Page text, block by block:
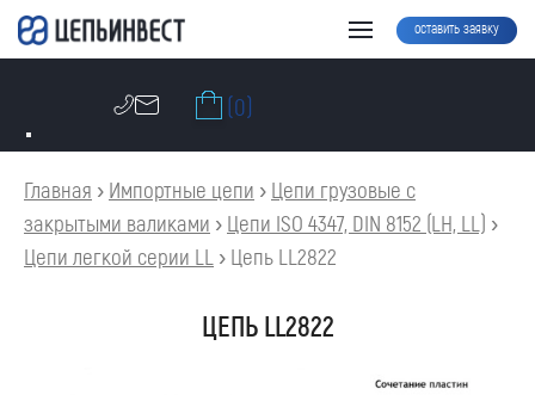
оставить заявку
(0)
Главная › Импортные цепи › Цепи грузовые с
закрытыми валиками › Цепи ISO 4347, DIN 8152 (LH, LL) ›
Цепи легкой серии LL › Цепь LL2822
ЦЕПЬ LL2822